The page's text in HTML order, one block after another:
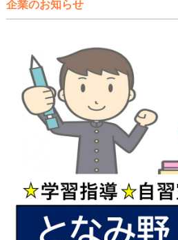
企業のお知らせ